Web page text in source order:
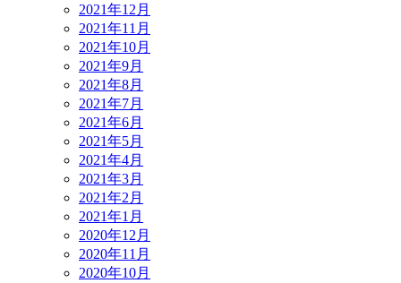
2021年12月
2021年11月
2021年10月
2021年9月
2021年8月
2021年7月
2021年6月
2021年5月
2021年4月
2021年3月
2021年2月
2021年1月
2020年12月
2020年11月
2020年10月